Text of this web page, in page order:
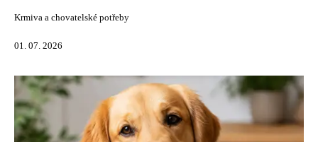
Krmiva a chovatelské potřeby
01. 07. 2026